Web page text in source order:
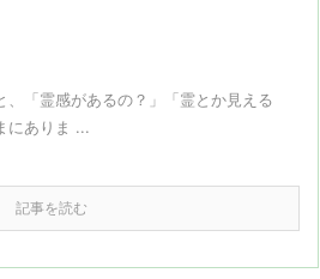
、「霊感があるの？」「霊とか見える
にありま ...
記事を読む